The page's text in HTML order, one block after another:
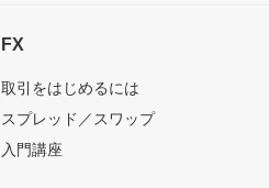
FX
取引をはじめるには
スプレッド／スワップ
入門講座